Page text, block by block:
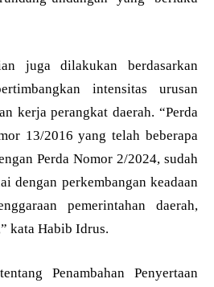
juga dilakukan berdasarkan
intensitas urusan
kerja perangkat daerah. “Perda
13/2016 yang telah beberapa
Perda Nomor 2/2024, sudah
dengan perkembangan keadaan
pemerintahan daerah,
kata Habib Idrus.
Penambahan Penyertaan